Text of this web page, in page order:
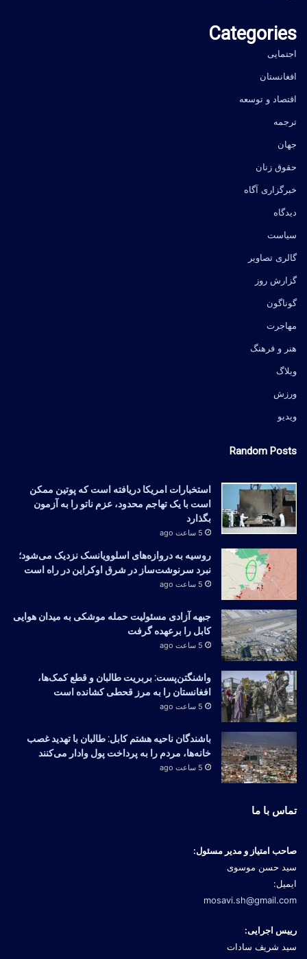
Categories
اجتمایی
افغانستان
اقتصاد و توسعه
ترجمه
جهان
حقوق زنان
خبرگزاری آگاه
دیدگاه
سیاست
گالری تصاویر
گزارش روز
گوناگون
مهاجرت
هنر و فرهنگ
وبلاگ
ورزش
ویدیو
Random Posts
استخبارات امریکا دریافته است که پوتین ممکن
است با یک تهاجم محدود، عزم ناتو را به آزمون
بگذارد
5 ساعت ago
روسیه به دروازه‌های اسلوویانسک نزدیک می‌شود؛
نبرد سرنوشت‌ساز در شرق اوکراین در راه است
5 ساعت ago
جبهه آزادی مسئولیت حمله موشکی به میدان هوایی
کابل را برعهده گرفت
5 ساعت ago
واشنگتن‌پست: بربریت طالبان و قطع کمک‌ها،
افغانستان را به مرز قحطی کشانده است
5 ساعت ago
باشندگان ناحیه هشتم کابل: طالبان با تهدید غصب
خانه‌ها، مردم را به پرداخت پول وادار می‌کنند
5 ساعت ago
تماس با ما
صاحب امتیاز و مدیر مسئول:
سید حسن موسوی
ایمیل:
mosavi.sh@gmail.com
رییس اجرایی:
سید شریف سادات